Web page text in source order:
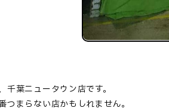
葉ニュータウン店です。
つまらない店かもしれません。